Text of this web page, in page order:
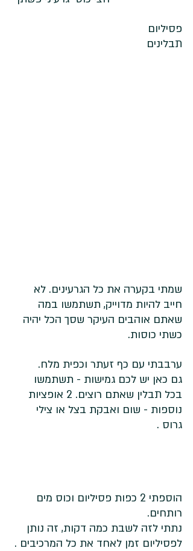
פסיליום
תבלינים
שמתי בקערה את כל הגרעינים. לא
חייב להיות מדוייק, תשתמשו במה
שאתם אוהבים העיקר שסך הכל יהיה
כשתי כוסות.
ערבבתי עם כף זעתר וכפית מלח.
גם כאן יש לכם גמישות - תשתמשו
בכל תבלין שאתם רוצים. 2 אופציות
נוספות - שום ואבקת בצל או צילי
גרוס .
הוספתי 2 כפות פסיליום וכוס מים
רותחים.
נתתי לזה לשבת כמה דקות, זה נותן
לפסיליום זמן לאחד את כל המרכיבים .